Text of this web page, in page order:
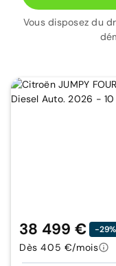
Vous disposez du
38 499 € -29%
Dès 405 €/mois